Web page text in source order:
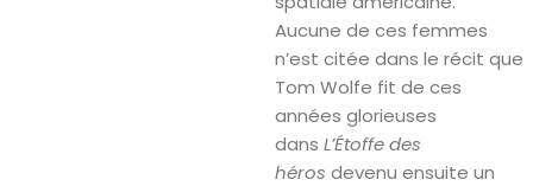
Aucune de ces femmes
n’est citée dans le récit que
Tom Wolfe fit de ces
années glorieuses
dans L’Étoffe des
héros devenu ensuite un